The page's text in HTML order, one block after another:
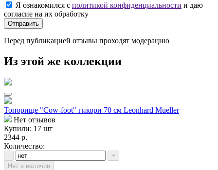
Я ознакомился с политикой конфиденциальности и даю
согласие на их обработку
Отправить
Перед публикацией отзывы проходят модерацию
Из этой же коллекции
Топорище "Cow-foot" гикори 70 см Leonhard Mueller
Нет отзывов
Купили: 17 шт
2344 р.
Количество:
-
+
Нет в наличии